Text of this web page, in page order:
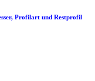
Profilart und Restprofil